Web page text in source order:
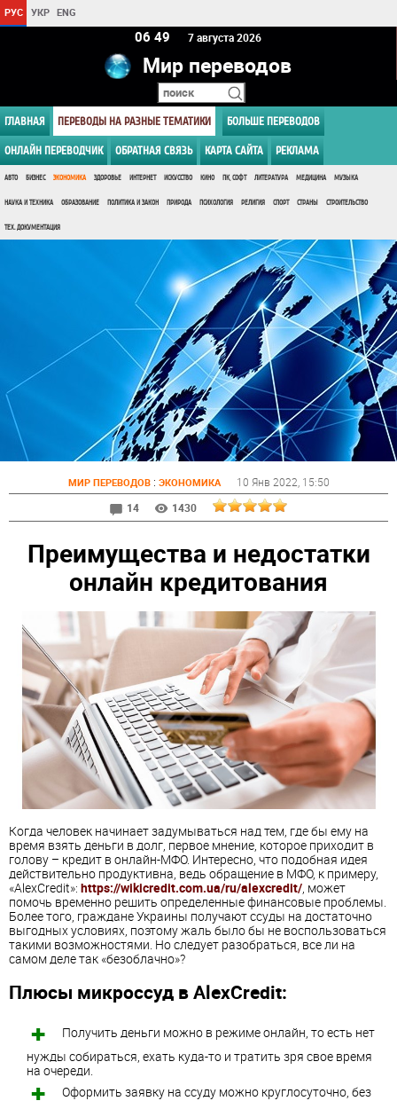
РУС УКР ENG
06:49 7 августа 2026
Мир переводов
ГЛАВНАЯ ПЕРЕВОДЫ НА РАЗНЫЕ ТЕМАТИКИ БОЛЬШЕ ПЕРЕВОДОВ
ОНЛАЙН ПЕРЕВОДЧИК ОБРАТНАЯ СВЯЗЬ КАРТА САЙТА РЕКЛАМА
АВТО БИЗНЕС ЭКОНОМИКА ЗДОРОВЬЕ ИНТЕРНЕТ ИСКУССТВО КИНО ПК, СОФТ ЛИТЕРАТУРА МЕДИЦИНА МУЗЫКА
НАУКА И ТЕХНИКА ОБРАЗОВАНИЕ ПОЛИТИКА И ЗАКОН ПРИРОДА ПСИХОЛОГИЯ РЕЛИГИЯ СПОРТ СТРАНЫ СТРОИТЕЛЬСТВО
ТЕХ. ДОКУМЕНТАЦИЯ
МИР ПЕРЕВОДОВ: ЭКОНОМИКА 10 Янв 2022 , 15:50
14
1430
Преимущества и недостатки
онлайн кредитования
Когда человек начинает задумываться над тем, где бы ему на
время взять деньги в долг, первое мнение, которое приходит в
голову – кредит в онлайн-МФО. Интересно, что подобная идея
действительно продуктивна, ведь обращение в МФО, к примеру,
«AlexCredit»: https://wikicredit.com.ua/ru/alexcredit/, может
помочь временно решить определенные финансовые проблемы.
Более того, граждане Украины получают ссуды на достаточно
выгодных условиях, поэтому жаль было бы не воспользоваться
такими возможностями. Но следует разобраться, все ли на
самом деле так «безоблачно»?
Плюсы микроссуд в AlexCredit:
Получить деньги можно в режиме онлайн, то есть нет
нужды собираться, ехать куда-то и тратить зря свое время
на очереди.
Оформить заявку на ссуду можно круглосуточно, без